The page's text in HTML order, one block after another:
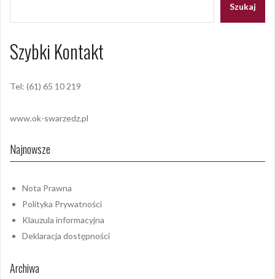
Szukaj
Szybki Kontakt
Tel: (61) 65 10 219
www.ok-swarzedz.pl
Najnowsze
Nota Prawna
Polityka Prywatności
Klauzula informacyjna
Deklaracja dostępności
Archiwa